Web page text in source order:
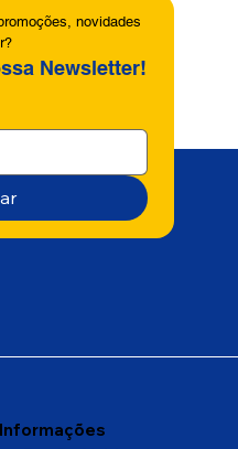
novidades
Newsletter!
Informações